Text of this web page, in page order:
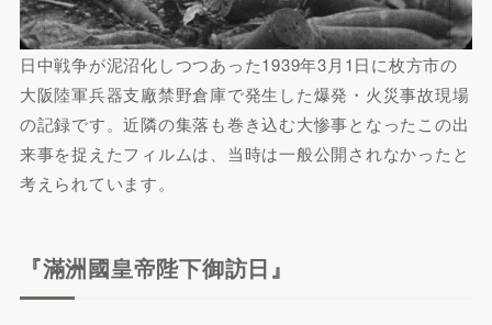
日中戦争が泥沼化しつつあった1939年3月1日に枚方市の
大阪陸軍兵器支廠禁野倉庫で発生した爆発・火災事故現場
の記録です。近隣の集落も巻き込む大惨事となったこの出
来事を捉えたフィルムは、当時は一般公開されなかったと
考えられています。
『滿洲國皇帝陛下御訪日』